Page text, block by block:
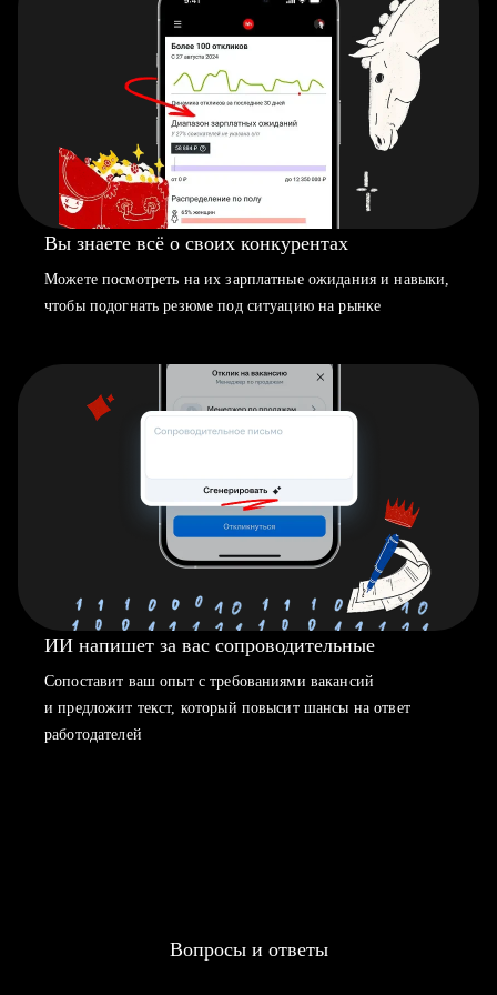
Вы знаете всё о своих конкурентах
Можете посмотреть на их зарплатные ожидания и навыки,
чтобы подогнать резюме под ситуацию на рынке
ИИ напишет за вас сопроводительные
Сопоставит ваш опыт с требованиями вакансий
и предложит текст, который повысит шансы на ответ
работодателей
Вопросы и ответы